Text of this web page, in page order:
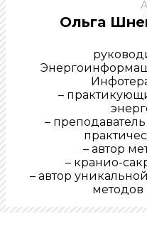
Ольга
–
–
– автор
– кранио-
– автор
методов